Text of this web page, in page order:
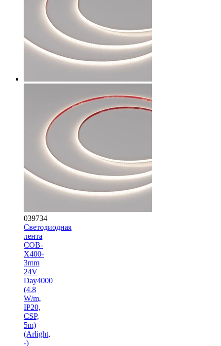
039734
Светодиодная
лента
COB-
X400-
3mm
24V
Day4000
(4.8
W/m,
IP20,
CSP,
5m)
(Arlight,
-)